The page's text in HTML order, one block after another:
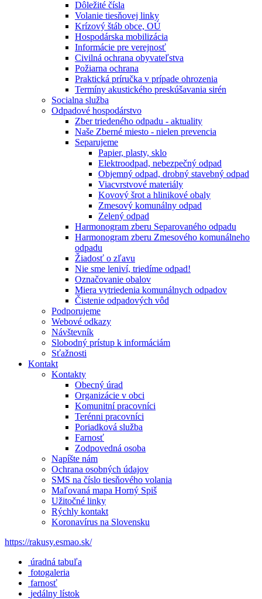
Dôležité čísla
Volanie tiesňovej linky
Krízový štáb obce, OÚ
Hospodárska mobilizácia
Informácie pre verejnosť
Civilná ochrana obyvateľstva
Požiarna ochrana
Praktická príručka v prípade ohrozenia
Termíny akustického preskúšavania sirén
Socialna služba
Odpadové hospodárstvo
Zber triedeného odpadu - aktuality
Naše Zberné miesto - nielen prevencia
Separujeme
Papier, plasty, sklo
Elektroodpad, nebezpečný odpad
Objemný odpad, drobný stavebný odpad
Viacvrstvové materiály
Kovový šrot a hlinikové obaly
Zmesový komunálny odpad
Zelený odpad
Harmonogram zberu Separovaného odpadu
Harmonogram zberu Zmesového komunálneho
odpadu
Žiadosť o zľavu
Nie sme leniví, triedíme odpad!
Označovanie obalov
Miera vytriedenia komunálnych odpadov
Čistenie odpadových vôd
Podporujeme
Webové odkazy
Návštevník
Slobodný prístup k informáciám
Sťažnosti
Kontakt
Kontakty
Obecný úrad
Organizácie v obci
Komunitní pracovníci
Terénni pracovníci
Poriadková služba
Farnosť
Zodpovedná osoba
Napíšte nám
Ochrana osobných údajov
SMS na číslo tiesňového volania
Maľovaná mapa Horný Spiš
Užitočné linky
Rýchly kontakt
Koronavírus na Slovensku
https://rakusy.esmao.sk/
úradná tabuľa
fotogaleria
farnosť
jedálny lístok